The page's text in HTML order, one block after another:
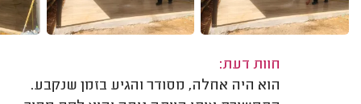
חוות דעת:
הוא היה אחלה, מסודר והגיע בזמן שנקבע.